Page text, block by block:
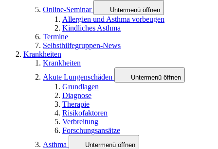
Online-Seminar
Untermenü öffnen
Allergien und Asthma vorbeugen
Kindliches Asthma
Termine
Selbsthilfegruppen-News
Krankheiten
Krankheiten
Akute Lungenschäden
Untermenü öffnen
Grundlagen
Diagnose
Therapie
Risikofaktoren
Verbreitung
Forschungsansätze
Asthma
Untermenü öffnen